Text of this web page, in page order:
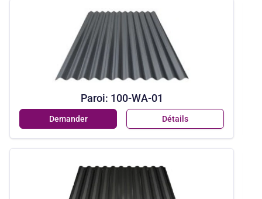
Paroi: 100-WA-01
Demander Détails